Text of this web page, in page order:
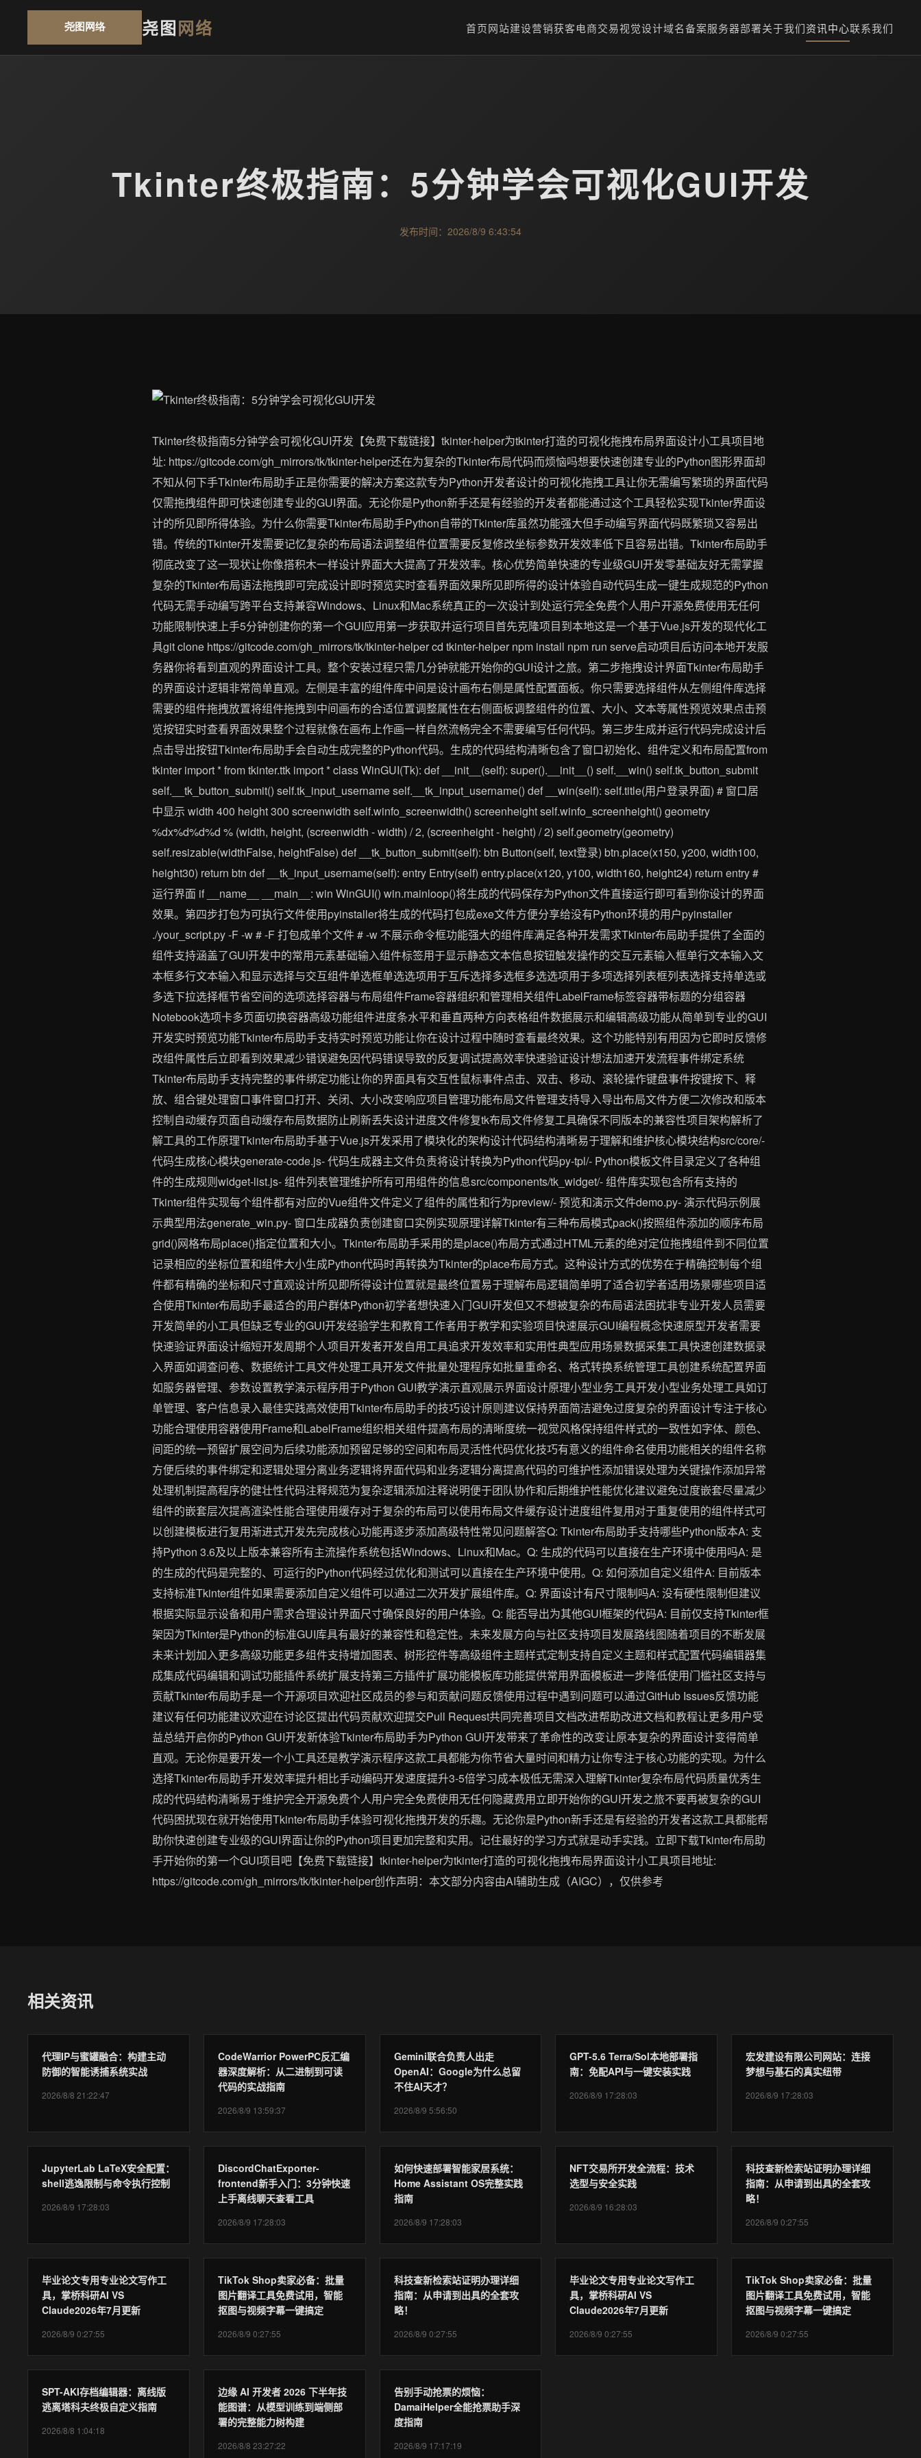
尧图网络 首页网站建设营销获客电商交易视觉设计域名备案服务器部署关于我们资讯中心联系我们
Tkinter终极指南：5分钟学会可视化GUI开发
发布时间：2026/8/9 6:43:54
Tkinter终极指南5分钟学会可视化GUI开发【免费下载链接】tkinter-helper为tkinter打造的可视化拖拽布局界面设计小工具项目地
址: https://gitcode.com/gh_mirrors/tk/tkinter-helper还在为复杂的Tkinter布局代码而烦恼吗想要快速创建专业的Python图形界面却
不知从何下手Tkinter布局助手正是你需要的解决方案这款专为Python开发者设计的可视化拖拽工具让你无需编写繁琐的界面代码
仅需拖拽组件即可快速创建专业的GUI界面。无论你是Python新手还是有经验的开发者都能通过这个工具轻松实现Tkinter界面设
计的所见即所得体验。为什么你需要Tkinter布局助手Python自带的Tkinter库虽然功能强大但手动编写界面代码既繁琐又容易出
错。传统的Tkinter开发需要记忆复杂的布局语法调整组件位置需要反复修改坐标参数开发效率低下且容易出错。Tkinter布局助手
彻底改变了这一现状让你像搭积木一样设计界面大大提高了开发效率。核心优势简单快速的专业级GUI开发零基础友好无需掌握
复杂的Tkinter布局语法拖拽即可完成设计即时预览实时查看界面效果所见即所得的设计体验自动代码生成一键生成规范的Python
代码无需手动编写跨平台支持兼容Windows、Linux和Mac系统真正的一次设计到处运行完全免费个人用户开源免费使用无任何
功能限制快速上手5分钟创建你的第一个GUI应用第一步获取并运行项目首先克隆项目到本地这是一个基于Vue.js开发的现代化工
具git clone https://gitcode.com/gh_mirrors/tk/tkinter-helper cd tkinter-helper npm install npm run serve启动项目后访问本地开发服
务器你将看到直观的界面设计工具。整个安装过程只需几分钟就能开始你的GUI设计之旅。第二步拖拽设计界面Tkinter布局助手
的界面设计逻辑非常简单直观。左侧是丰富的组件库中间是设计画布右侧是属性配置面板。你只需要选择组件从左侧组件库选择
需要的组件拖拽放置将组件拖拽到中间画布的合适位置调整属性在右侧面板调整组件的位置、大小、文本等属性预览效果点击预
览按钮实时查看界面效果整个过程就像在画布上作画一样自然流畅完全不需要编写任何代码。第三步生成并运行代码完成设计后
点击导出按钮Tkinter布局助手会自动生成完整的Python代码。生成的代码结构清晰包含了窗口初始化、组件定义和布局配置from
tkinter import * from tkinter.ttk import * class WinGUI(Tk): def __init__(self): super().__init__() self.__win() self.tk_button_submit
self.__tk_button_submit() self.tk_input_username self.__tk_input_username() def __win(self): self.title(用户登录界面) # 窗口居
中显示 width 400 height 300 screenwidth self.winfo_screenwidth() screenheight self.winfo_screenheight() geometry
%dx%d%d%d % (width, height, (screenwidth - width) / 2, (screenheight - height) / 2) self.geometry(geometry)
self.resizable(widthFalse, heightFalse) def __tk_button_submit(self): btn Button(self, text登录) btn.place(x150, y200, width100,
height30) return btn def __tk_input_username(self): entry Entry(self) entry.place(x120, y100, width160, height24) return entry #
运行界面 if __name__ __main__: win WinGUI() win.mainloop()将生成的代码保存为Python文件直接运行即可看到你设计的界面
效果。第四步打包为可执行文件使用pyinstaller将生成的代码打包成exe文件方便分享给没有Python环境的用户pyinstaller
./your_script.py -F -w # -F 打包成单个文件 # -w 不展示命令框功能强大的组件库满足各种开发需求Tkinter布局助手提供了全面的
组件支持涵盖了GUI开发中的常用元素基础输入组件标签用于显示静态文本信息按钮触发操作的交互元素输入框单行文本输入文
本框多行文本输入和显示选择与交互组件单选框单选选项用于互斥选择多选框多选选项用于多项选择列表框列表选择支持单选或
多选下拉选择框节省空间的选项选择容器与布局组件Frame容器组织和管理相关组件LabelFrame标签容器带标题的分组容器
Notebook选项卡多页面切换容器高级功能组件进度条水平和垂直两种方向表格组件数据展示和编辑高级功能从简单到专业的GUI
开发实时预览功能Tkinter布局助手支持实时预览功能让你在设计过程中随时查看最终效果。这个功能特别有用因为它即时反馈修
改组件属性后立即看到效果减少错误避免因代码错误导致的反复调试提高效率快速验证设计想法加速开发流程事件绑定系统
Tkinter布局助手支持完整的事件绑定功能让你的界面具有交互性鼠标事件点击、双击、移动、滚轮操作键盘事件按键按下、释
放、组合键处理窗口事件窗口打开、关闭、大小改变响应项目管理功能布局文件管理支持导入导出布局文件方便二次修改和版本
控制自动缓存页面自动缓存布局数据防止刷新丢失设计进度文件修复tk布局文件修复工具确保不同版本的兼容性项目架构解析了
解工具的工作原理Tkinter布局助手基于Vue.js开发采用了模块化的架构设计代码结构清晰易于理解和维护核心模块结构src/core/-
代码生成核心模块generate-code.js- 代码生成器主文件负责将设计转换为Python代码py-tpl/- Python模板文件目录定义了各种组
件的生成规则widget-list.js- 组件列表管理维护所有可用组件的信息src/components/tk_widget/- 组件库实现包含所有支持的
Tkinter组件实现每个组件都有对应的Vue组件文件定义了组件的属性和行为preview/- 预览和演示文件demo.py- 演示代码示例展
示典型用法generate_win.py- 窗口生成器负责创建窗口实例实现原理详解Tkinter有三种布局模式pack()按照组件添加的顺序布局
grid()网格布局place()指定位置和大小。Tkinter布局助手采用的是place()布局方式通过HTML元素的绝对定位拖拽组件到不同位置
记录相应的坐标位置和组件大小生成Python代码时再转换为Tkinter的place布局方式。这种设计方式的优势在于精确控制每个组
件都有精确的坐标和尺寸直观设计所见即所得设计位置就是最终位置易于理解布局逻辑简单明了适合初学者适用场景哪些项目适
合使用Tkinter布局助手最适合的用户群体Python初学者想快速入门GUI开发但又不想被复杂的布局语法困扰非专业开发人员需要
开发简单的小工具但缺乏专业的GUI开发经验学生和教育工作者用于教学和实验项目快速展示GUI编程概念快速原型开发者需要
快速验证界面设计缩短开发周期个人项目开发者开发自用工具追求开发效率和实用性典型应用场景数据采集工具快速创建数据录
入界面如调查问卷、数据统计工具文件处理工具开发文件批量处理程序如批量重命名、格式转换系统管理工具创建系统配置界面
如服务器管理、参数设置教学演示程序用于Python GUI教学演示直观展示界面设计原理小型业务工具开发小型业务处理工具如订
单管理、客户信息录入最佳实践高效使用Tkinter布局助手的技巧设计原则建议保持界面简洁避免过度复杂的界面设计专注于核心
功能合理使用容器使用Frame和LabelFrame组织相关组件提高布局的清晰度统一视觉风格保持组件样式的一致性如字体、颜色、
间距的统一预留扩展空间为后续功能添加预留足够的空间和布局灵活性代码优化技巧有意义的组件命名使用功能相关的组件名称
方便后续的事件绑定和逻辑处理分离业务逻辑将界面代码和业务逻辑分离提高代码的可维护性添加错误处理为关键操作添加异常
处理机制提高程序的健壮性代码注释规范为复杂逻辑添加注释说明便于团队协作和后期维护性能优化建议避免过度嵌套尽量减少
组件的嵌套层次提高渲染性能合理使用缓存对于复杂的布局可以使用布局文件缓存设计进度组件复用对于重复使用的组件样式可
以创建模板进行复用渐进式开发先完成核心功能再逐步添加高级特性常见问题解答Q: Tkinter布局助手支持哪些Python版本A: 支
持Python 3.6及以上版本兼容所有主流操作系统包括Windows、Linux和Mac。Q: 生成的代码可以直接在生产环境中使用吗A: 是
的生成的代码是完整的、可运行的Python代码经过优化和测试可以直接在生产环境中使用。Q: 如何添加自定义组件A: 目前版本
支持标准Tkinter组件如果需要添加自定义组件可以通过二次开发扩展组件库。Q: 界面设计有尺寸限制吗A: 没有硬性限制但建议
根据实际显示设备和用户需求合理设计界面尺寸确保良好的用户体验。Q: 能否导出为其他GUI框架的代码A: 目前仅支持Tkinter框
架因为Tkinter是Python的标准GUI库具有最好的兼容性和稳定性。未来发展方向与社区支持项目发展路线图随着项目的不断发展
未来计划加入更多高级功能更多组件支持增加图表、树形控件等高级组件主题样式定制支持自定义主题和样式配置代码编辑器集
成集成代码编辑和调试功能插件系统扩展支持第三方插件扩展功能模板库功能提供常用界面模板进一步降低使用门槛社区支持与
贡献Tkinter布局助手是一个开源项目欢迎社区成员的参与和贡献问题反馈使用过程中遇到问题可以通过GitHub Issues反馈功能
建议有任何功能建议欢迎在讨论区提出代码贡献欢迎提交Pull Request共同完善项目文档改进帮助改进文档和教程让更多用户受
益总结开启你的Python GUI开发新体验Tkinter布局助手为Python GUI开发带来了革命性的改变让原本复杂的界面设计变得简单
直观。无论你是要开发一个小工具还是教学演示程序这款工具都能为你节省大量时间和精力让你专注于核心功能的实现。为什么
选择Tkinter布局助手开发效率提升相比手动编码开发速度提升3-5倍学习成本极低无需深入理解Tkinter复杂布局代码质量优秀生
成的代码结构清晰易于维护完全开源免费个人用户完全免费使用无任何隐藏费用立即开始你的GUI开发之旅不要再被复杂的GUI
代码困扰现在就开始使用Tkinter布局助手体验可视化拖拽开发的乐趣。无论你是Python新手还是有经验的开发者这款工具都能帮
助你快速创建专业级的GUI界面让你的Python项目更加完整和实用。记住最好的学习方式就是动手实践。立即下载Tkinter布局助
手开始你的第一个GUI项目吧【免费下载链接】tkinter-helper为tkinter打造的可视化拖拽布局界面设计小工具项目地址:
https://gitcode.com/gh_mirrors/tk/tkinter-helper创作声明：本文部分内容由AI辅助生成（AIGC），仅供参考
相关资讯
代理IP与蜜罐融合：构建主动
防御的智能诱捕系统实战
2026/8/8 21:22:47
CodeWarrior PowerPC反汇编
器深度解析：从二进制到可读
代码的实战指南
2026/8/9 13:59:37
Gemini联合负责人出走
OpenAI：Google为什么总留
不住AI天才？
2026/8/9 5:56:50
GPT-5.6 Terra/Sol本地部署指
南：免配API与一键安装实践
2026/8/9 17:28:03
宏发建设有限公司网站：连接
梦想与基石的真实纽带
2026/8/9 17:28:03
JupyterLab LaTeX安全配置：
shell逃逸限制与命令执行控制
2026/8/9 17:28:03
DiscordChatExporter-
frontend新手入门：3分钟快速
上手离线聊天查看工具
2026/8/9 17:28:03
如何快速部署智能家居系统：
Home Assistant OS完整实践
指南
2026/8/9 17:28:03
NFT交易所开发全流程：技术
选型与安全实践
2026/8/9 16:28:03
科技查新检索站证明办理详细
指南：从申请到出具的全套攻
略！
2026/8/9 0:27:55
毕业论文专用专业论文写作工
具，掌桥科研AI VS
Claude2026年7月更新
2026/8/9 0:27:55
TikTok Shop卖家必备：批量
图片翻译工具免费试用，智能
抠图与视频字幕一键搞定
2026/8/9 0:27:55
科技查新检索站证明办理详细
指南：从申请到出具的全套攻
略！
2026/8/9 0:27:55
毕业论文专用专业论文写作工
具，掌桥科研AI VS
Claude2026年7月更新
2026/8/9 0:27:55
TikTok Shop卖家必备：批量
图片翻译工具免费试用，智能
抠图与视频字幕一键搞定
2026/8/9 0:27:55
SPT-AKI存档编辑器：离线版
逃离塔科夫终极自定义指南
2026/8/8 1:04:18
边缘 AI 开发者 2026 下半年技
能图谱：从模型训练到端侧部
署的完整能力树构建
2026/8/8 23:27:22
告别手动抢票的烦恼：
DamaiHelper全能抢票助手深
度指南
2026/8/9 17:17:19